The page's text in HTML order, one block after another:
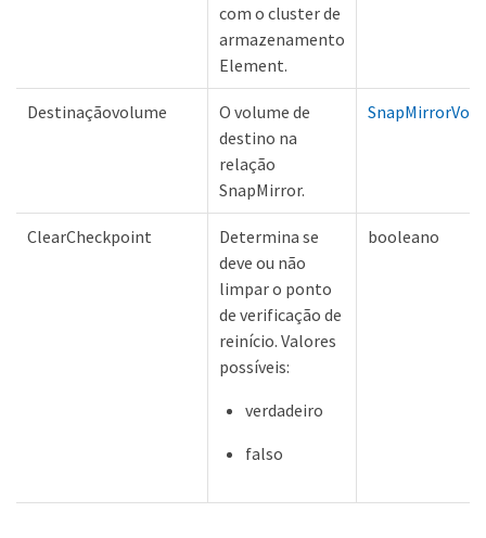
com o cluster de
armazenamento
Element.
Destinaçãovolume
O volume de
destino na
relação
SnapMirror.
ClearCheckpoint
Determina se
deve ou não
limpar o ponto
de verificação de
reinício. Valores
possíveis:
verdadeiro
falso
booleano